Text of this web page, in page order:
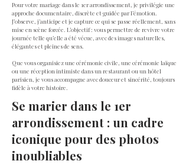
Pour votre mariage dans le 1er arrondissement, je privilégie une
approche documentaire, discrète et guidée par l’émotion.
J’observe, j’anticipe et je capture ce qui se passe réellement, sans
mise en scène forcée. L’objectif : vous permettre de revivre votre
journée telle qu’elle a été vécue, avec des images naturelles,
élégantes et pleines de sens.
Que vous organisiez une cérémonie civile, une cérémonie laïque
ou une réception intimiste dans un restaurant ou un hôtel
parisien, je vous accompagne avec douceur et sincérité, toujours
fidèle à votre histoire.
Se marier dans le 1er
arrondissement : un cadre
iconique pour des photos
inoubliables